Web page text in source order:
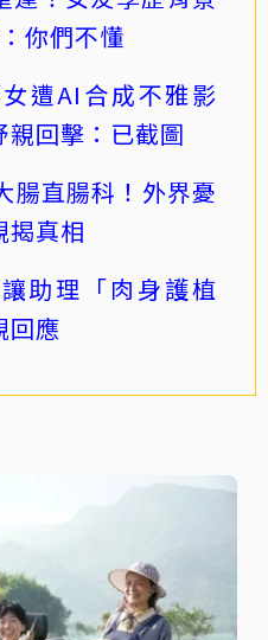
你們不懂
遭AI合成不雅影
回擊：已截圖
腸直腸科！外界憂
真相
助理「肉身護植
應